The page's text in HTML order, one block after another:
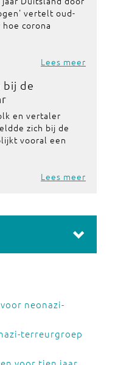
vertelt oud-
corona
Lees meer
bij de
en vertaler
zich bij de
vooral een
Lees meer
neonazi-
terreurgroep